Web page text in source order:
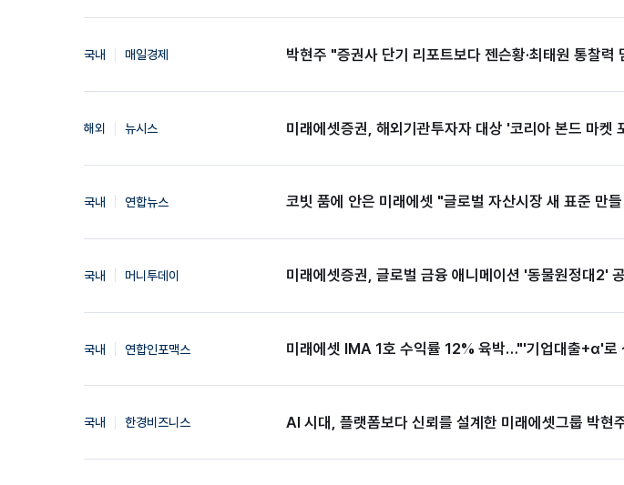
국내 매일경제 박현주 "증권사 단기 리포트보다 젠슨황·최태원 통찰력
해외 뉴시스 미래에셋증권, 해외기관투자자 대상 '코리아 본드 마켓
국내 연합뉴스 코빗 품에 안은 미래에셋 "글로벌 자산시장 새 표준 만
국내 머니투데이 미래에셋증권, 글로벌 금융 애니메이션 '동물원정대2'
국내 연합인포맥스 미래에셋 IMA 1호 수익률 12% 육박…"'기업대출+α'로
국내 한경비즈니스 AI 시대, 플랫폼보다 신뢰를 설계한 미래에셋그룹 박현